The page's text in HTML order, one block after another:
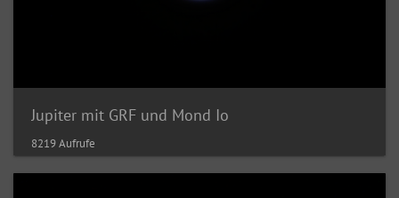
Jupiter mit GRF und Mond Io
8219 Aufrufe